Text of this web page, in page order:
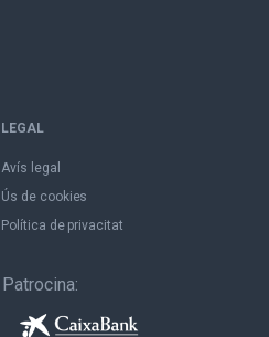
LEGAL
Avís legal
Ús de cookies
Política de privacitat
Patrocina: